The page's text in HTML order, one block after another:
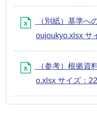
（別紙）基準へ
oujoukyo.xlsx サ
（参考）根拠資
o.xlsx サイズ：